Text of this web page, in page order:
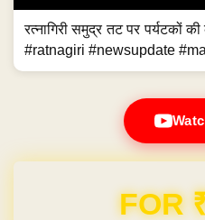
रत्नागिरी समुद्र तट पर पर्यटकों
#ratnagiri #newsupdate
Domain &